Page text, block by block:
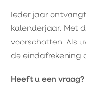
Ieder jaar
kalenderjaar. Met
voorschotten. Als
de eindafrekening
Heeft u een vraag?